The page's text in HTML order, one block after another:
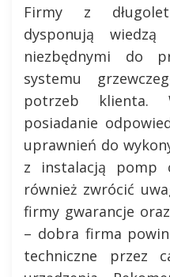
Firmy z
dysponują wiedzą
niezbędnymi do
systemu
potrzeb klienta.
posiadanie
uprawnień do
z instalacją pomp
również zwrócić
firmy gwarancje
– dobra firma
techniczne przez